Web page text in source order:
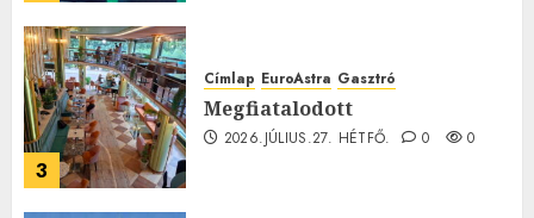
3
Címlap EuroAstra Gasztró
Megfiatalodott
2026.JÚLIUS.27. HÉTFŐ. 0 0